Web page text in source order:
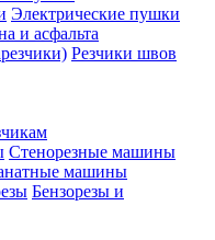
Электрические пушки
и асфальта
Резчики швов
Стенорезные машины
машины
Бензорезы и